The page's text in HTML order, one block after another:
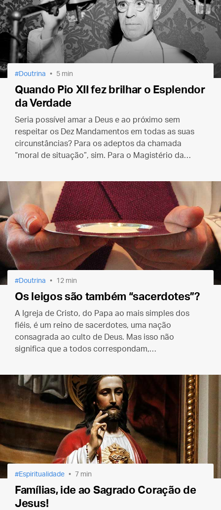
Doutrina 5 min
Quando Pio XII fez brilhar o Esplendor
da Verdade
Seria possível amar a Deus e ao próximo sem
respeitar os Dez Mandamentos em todas as suas
circunstâncias? Para os adeptos da chamada
“moral de situação”, sim. Para o Magistério da
Doutrina 12 min
Os leigos são também “sacerdotes”?
A Igreja de Cristo, do Papa ao mais simples dos
fiéis, é um reino de sacerdotes, uma nação
consagrada ao culto de Deus. Mas isso não
significa que a todos correspondam,
Espiritualidade 7 min
Famílias, ide ao Sagrado Coração de
Jesus!